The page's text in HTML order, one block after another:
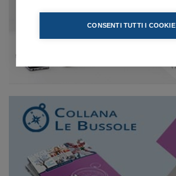
CONSENTI TUTTI I COOKIE